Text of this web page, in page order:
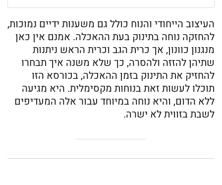
העיצוב הייחודי והנוח כולל גם משענות ידיים נמוכות,
להחזקה נוחה בתינוק בעת ההאכלה. אמנם אין כאן
מנגנון כוונון, אך כרית הגב וכרית הראש ניתנות
שתיהן להזזה ולהסרה, כך שלא משנה איך תבחרו
להחזיק את התינוק בזמן ההאכלה, בכורסא הזו
תוכלו לעשות זאת בנוחות מקסימלית. היא מגיעה
ללא הדום, והיא נוחה במיוחד עבור אלה המעדיפים
לשבת בזווית לא ישרה.